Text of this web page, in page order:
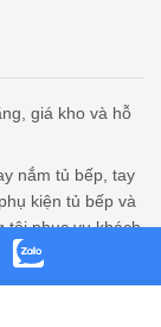
giá kho và hỗ
nắm tủ bếp, tay
kiện tủ bếp và
tôi phục vụ khách
giá cạnh tranh.